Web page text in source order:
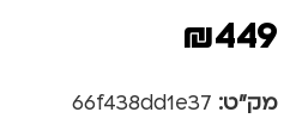
₪449
מק"ט: 66f438dd1e37